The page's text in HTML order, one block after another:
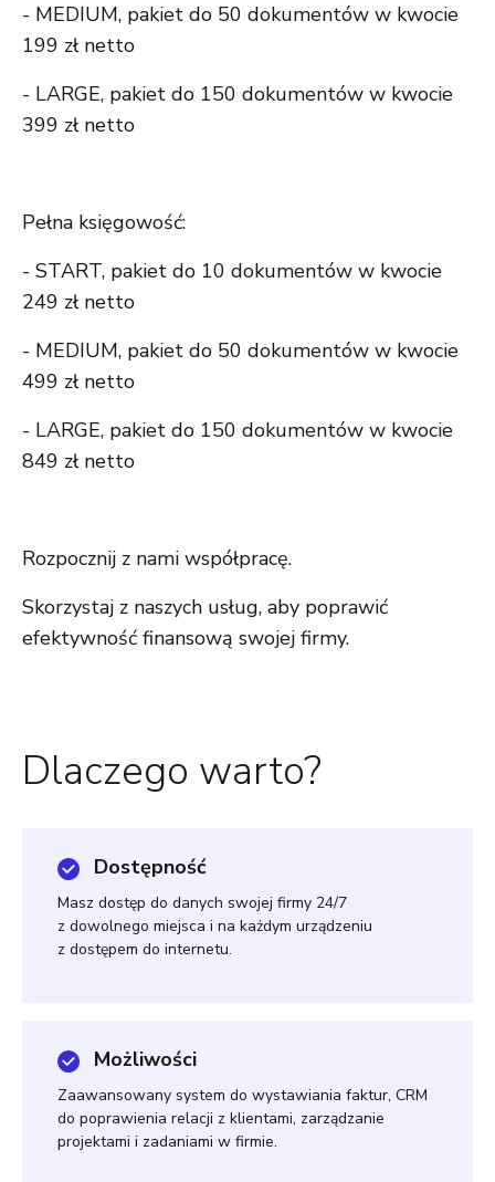
- MEDIUM, pakiet do 50 dokumentów w kwocie
199 zł netto
- LARGE, pakiet do 150 dokumentów w kwocie
399 zł netto
Pełna księgowość:
- START, pakiet do 10 dokumentów w kwocie
249 zł netto
- MEDIUM, pakiet do 50 dokumentów w kwocie
499 zł netto
- LARGE, pakiet do 150 dokumentów w kwocie
849 zł netto
Rozpocznij z nami współpracę.
Skorzystaj z naszych usług, aby poprawić
efektywność finansową swojej firmy.
Dlaczego warto?
Dostępność
Masz dostęp do danych swojej firmy 24/7
z dowolnego miejsca i na każdym urządzeniu
z dostępem do internetu.
Możliwości
Zaawansowany system do wystawiania faktur, CRM
do poprawienia relacji z klientami, zarządzanie
projektami i zadaniami w firmie.